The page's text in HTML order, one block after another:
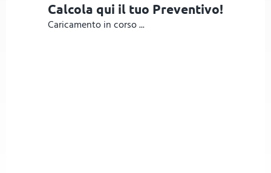
Calcola qui il tuo Preventivo!
Caricamento in corso ...